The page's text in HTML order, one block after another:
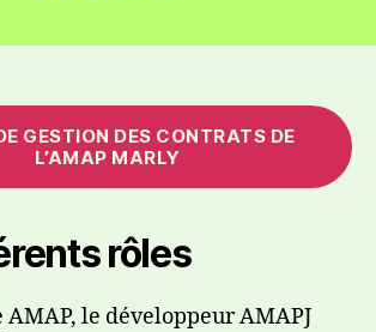
GESTION DES CONTRATS DE
L’AMAP MARLY
rôles
AMAP, le développeur AMAPJ